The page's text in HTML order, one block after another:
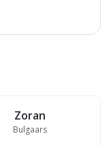
Zoran
Bulgaars